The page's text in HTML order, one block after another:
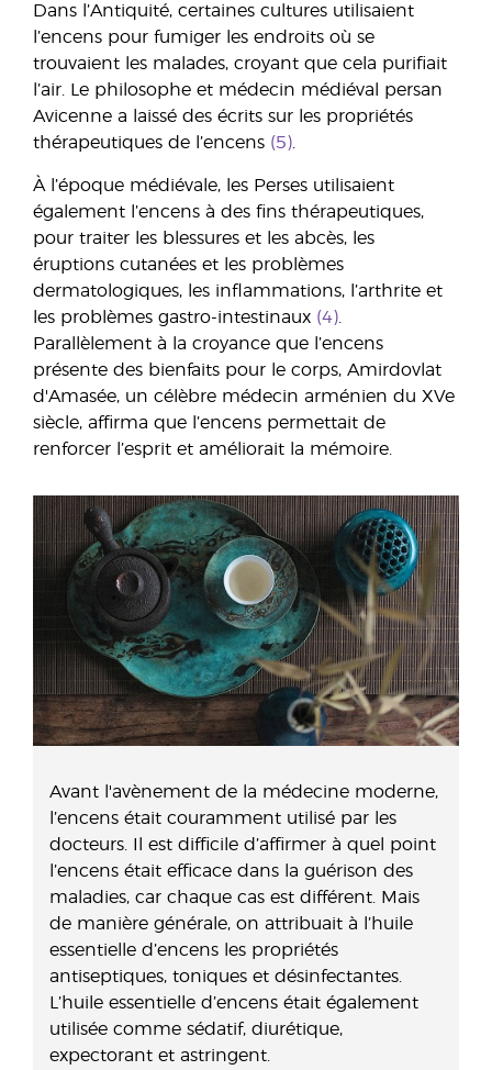
Dans l’Antiquité, certaines cultures utilisaient
l’encens pour fumiger les endroits où se
trouvaient les malades, croyant que cela purifiait
l’air. Le philosophe et médecin médiéval persan
Avicenne a laissé des écrits sur les propriétés
thérapeutiques de l’encens (5)
À l’époque médiévale, les Perses utilisaient
également l’encens à des fins thérapeutiques,
pour traiter les blessures et les abcès, les
éruptions cutanées et les problèmes
dermatologiques, les inflammations, l’arthrite et
les problèmes gastro-intestinaux (4)
Parallèlement à la croyance que l’encens
présente des bienfaits pour le corps, Amirdovlat
d'Amasée, un célèbre médecin arménien du XVe
siècle, affirma que l’encens permettait de
renforcer l’esprit et améliorait la mémoire.
Avant l'avènement de la médecine moderne,
l’encens était couramment utilisé par les
docteurs. Il est difficile d’affirmer à quel point
l’encens était efficace dans la guérison des
maladies, car chaque cas est différent. Mais
de manière générale, on attribuait à l’huile
essentielle d’encens les propriétés
antiseptiques, toniques et désinfectantes.
L’huile essentielle d’encens était également
utilisée comme sédatif, diurétique,
expectorant et astringent.